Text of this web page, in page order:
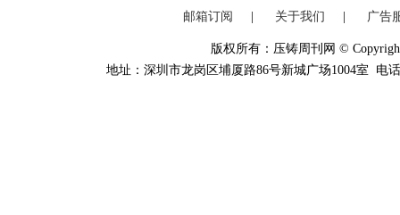
邮箱订阅 关于我们 广告
版权所有：压铸周刊网 ©
地址：深圳市龙岗区埔厦路86号新城广场1004室 电